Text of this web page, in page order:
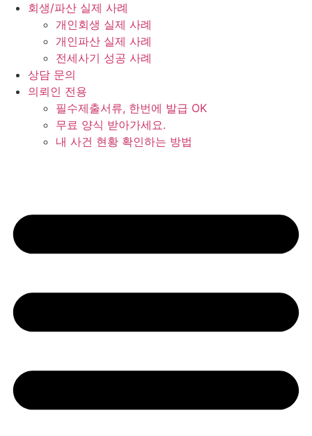
회생/파산 실제 사례
개인회생 실제 사례
개인파산 실제 사례
전세사기 성공 사례
상담 문의
의뢰인 전용
필수제출서류, 한번에 발급 OK
무료 양식 받아가세요.
내 사건 현황 확인하는 방법